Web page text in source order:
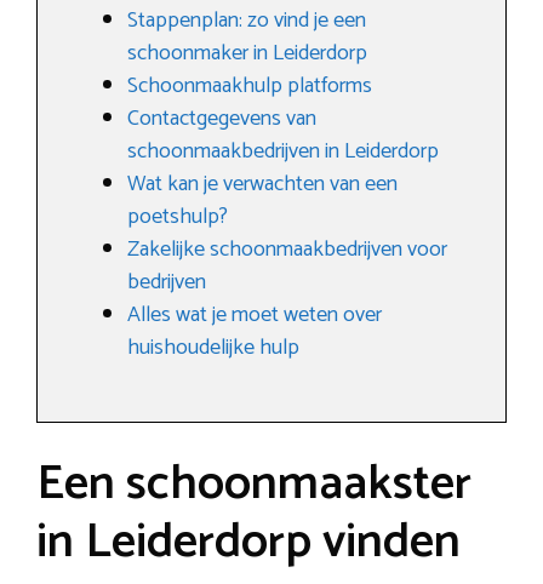
Stappenplan: zo vind je een
schoonmaker in Leiderdorp
Schoonmaakhulp platforms
Contactgegevens van
schoonmaakbedrijven in Leiderdorp
Wat kan je verwachten van een
poetshulp?
Zakelijke schoonmaakbedrijven voor
bedrijven
Alles wat je moet weten over
huishoudelijke hulp
Een schoonmaakster
in Leiderdorp vinden